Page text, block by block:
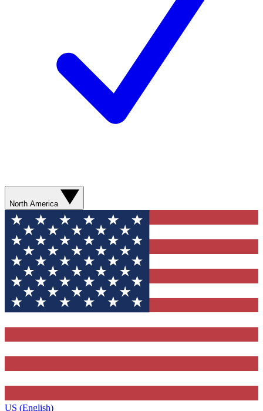
North America
US (English)